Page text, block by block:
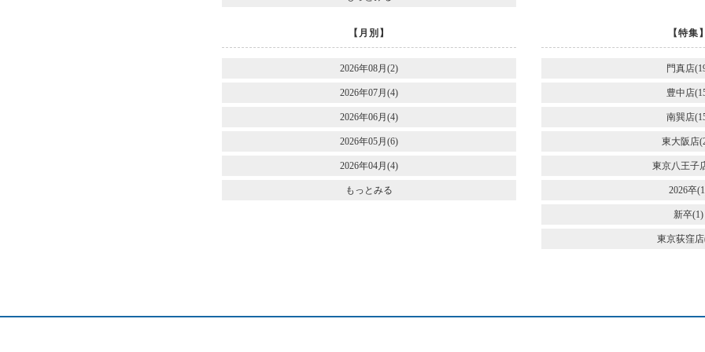
【月別】
2026年08月(2)
2026年07月(4)
2026年06月(4)
2026年05月(6)
2026年04月(4)
もっとみる
【特集】
門真店
豊中店
南巽店
東大阪店
東京八王子
2026卒
新卒(1)
東京荻窪